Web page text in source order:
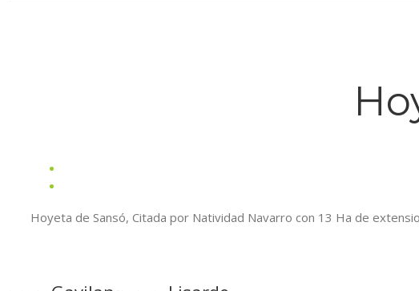
Hoyeta de Sansó, Citada por Natividad Navarro con 13 Ha de